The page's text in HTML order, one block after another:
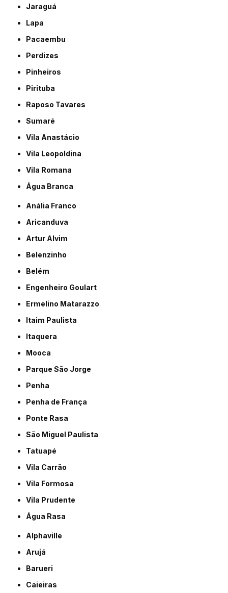
Jaraguá
Lapa
Pacaembu
Perdizes
Pinheiros
Pirituba
Raposo Tavares
Sumaré
Vila Anastácio
Vila Leopoldina
Vila Romana
Água Branca
Anália Franco
Aricanduva
Artur Alvim
Belenzinho
Belém
Engenheiro Goulart
Ermelino Matarazzo
Itaim Paulista
Itaquera
Mooca
Parque São Jorge
Penha
Penha de França
Ponte Rasa
São Miguel Paulista
Tatuapé
Vila Carrão
Vila Formosa
Vila Prudente
Água Rasa
Alphaville
Arujá
Barueri
Caieiras